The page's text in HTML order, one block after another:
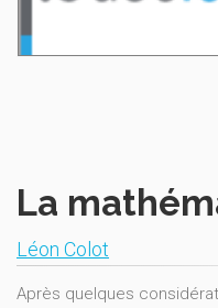
La
Léon Colot
Après quelques